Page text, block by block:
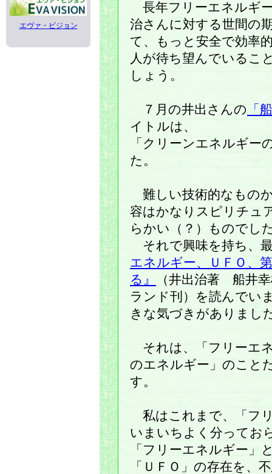
エヴァ・ビジョン
長年フリーエネルギ
治さんに対する世間の
て、もっと安全で効率
人が待ち望んでいるこ
しょう。
７月の井出さんの 「
イトルは、
「クリーンエネルギー
た。
難しい技術的なもの
容はかなりスピリチュ
らかい（？）ものでし
それで興味を持ち、
エネルギー、ＵＦＯ、
る』
（井出治著 船井
ランド刊）を読んでい
きな気づきがありまし
それは、「フリーエ
のエネルギー」のこと
す。
私はこれまで、「フ
いまいちよく分ってお
「フリーエネルギー」
「ＵＦＯ」の存在を、